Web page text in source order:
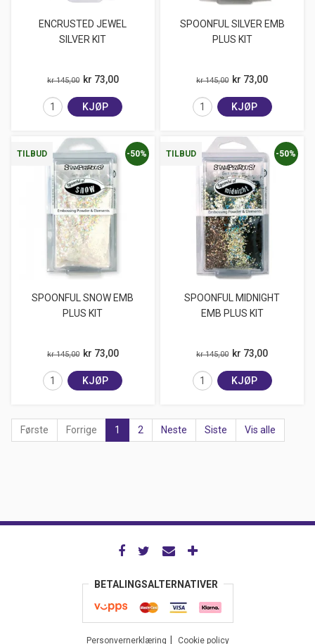
ENCRUSTED JEWEL
SILVER KIT
kr 145,00 kr 73,00
KJØP
SPOONFUL SILVER EMB
PLUS KIT
kr 145,00 kr 73,00
KJØP
TILBUD
SPOONFUL SNOW EMB
PLUS KIT
-50%
kr 145,00 kr 73,00
KJØP
TILBUD
SPOONFUL MIDNIGHT
EMB PLUS KIT
-50%
kr 145,00 kr 73,00
KJØP
Første Forrige 1 2 Neste Siste Vis alle
BETALINGSALTERNATIVER
Personvernerklæring Cookie policy